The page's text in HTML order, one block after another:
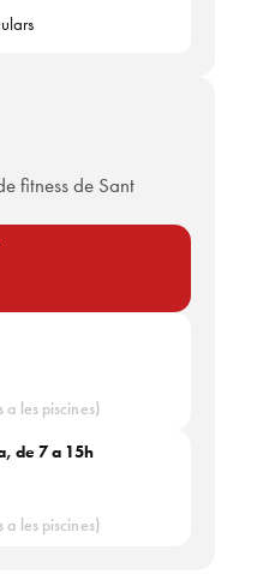
fitness de Sant
les piscines)
de 7 a 15h
les piscines)